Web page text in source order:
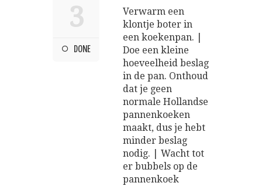
3
DONE
Verwarm een
klontje boter in
een koekenpan. |
Doe een kleine
hoeveelheid beslag
in de pan. Onthoud
dat je geen
normale Hollandse
pannenkoeken
maakt, dus je hebt
minder beslag
nodig. | Wacht tot
er bubbels op de
pannenkoek